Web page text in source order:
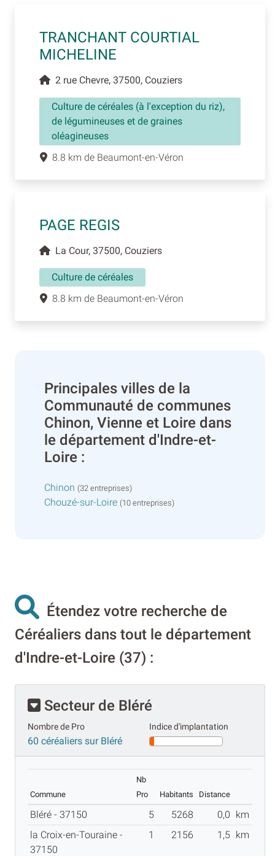
TRANCHANT COURTIAL
MICHELINE
2 rue Chevre, 37500, Couziers
Culture de céréales (à l'exception du riz),
de légumineuses et de graines
oléagineuses
8.8 km de Beaumont-en-Véron
PAGE REGIS
La Cour, 37500, Couziers
Culture de céréales
8.8 km de Beaumont-en-Véron
Principales villes de la
Communauté de communes
Chinon, Vienne et Loire dans
le département d'Indre-et-
Loire :
Chinon (32 entreprises)
Chouzé-sur-Loire (10 entreprises)
Étendez votre recherche de
Céréaliers dans tout le département
d'Indre-et-Loire (37) :
Secteur de Bléré
Nombre de Pro
60 céréaliers sur Bléré
Indice d'implantation
Commune
Nb
Pro
Habitants Distance
Bléré - 37150 5 5268 0,0 km
la Croix-en-Touraine -
37150
1 2156 1,5 km